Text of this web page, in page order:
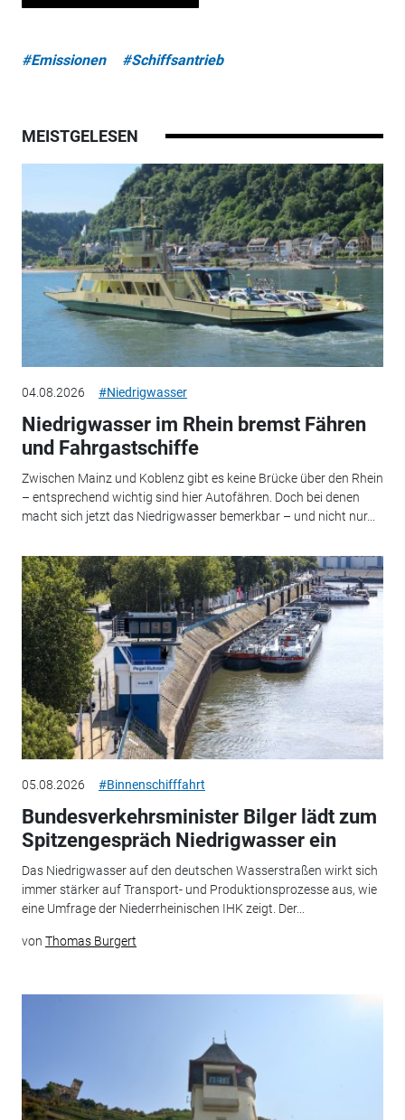
#Emissionen #Schiffsantrieb
MEISTGELESEN
04.08.2026 #Niedrigwasser
Niedrigwasser im Rhein bremst Fähren
und Fahrgastschiffe
Zwischen Mainz und Koblenz gibt es keine Brücke über den Rhein
– entsprechend wichtig sind hier Autofähren. Doch bei denen
macht sich jetzt das Niedrigwasser bemerkbar – und nicht nur...
05.08.2026 #Binnenschifffahrt
Bundesverkehrsminister Bilger lädt zum
Spitzengespräch Niedrigwasser ein
Das Niedrigwasser auf den deutschen Wasserstraßen wirkt sich
immer stärker auf Transport- und Produktionsprozesse aus, wie
eine Umfrage der Niederrheinischen IHK zeigt. Der...
von Thomas Burgert